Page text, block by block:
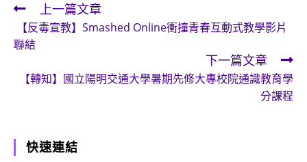
Read
more
articles
上一篇文章
【反毒宣教】Smashed Online衝撞青春互動式教學影片
聯結
下一篇文章
【轉知】國立陽明交通大學暑期先修大專校院通識教育學
分課程
快速連結